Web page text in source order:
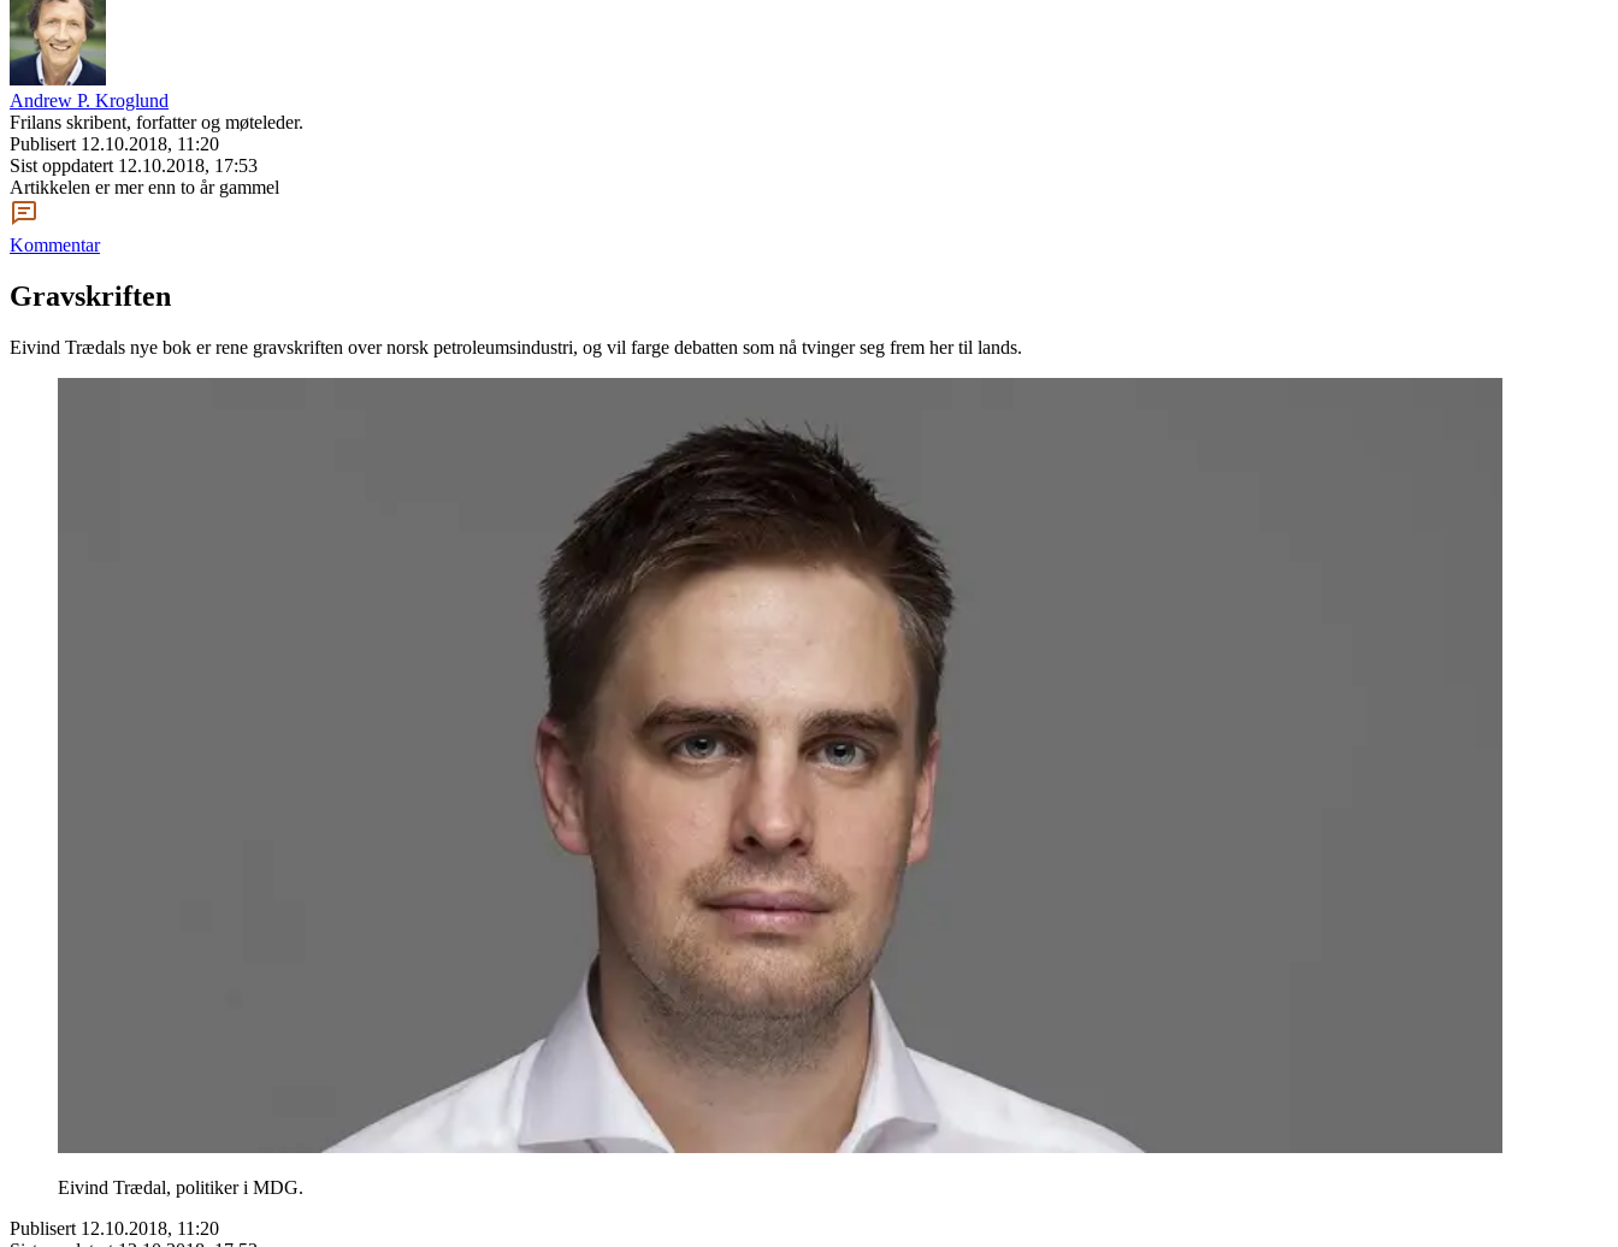
Andrew P. Kroglund
Frilans skribent, forfatter og møteleder.
Publisert 12.10.2018, 11:20
Sist oppdatert 12.10.2018, 17:53
Artikkelen er mer enn to år gammel
Kommentar
Gravskriften
Eivind Trædals nye bok er rene gravskriften over norsk petroleumsindustri, og vil farge debatten som nå tvinger seg frem her til lands.
Eivind Trædal, politiker i MDG.
Publisert 12.10.2018, 11:20